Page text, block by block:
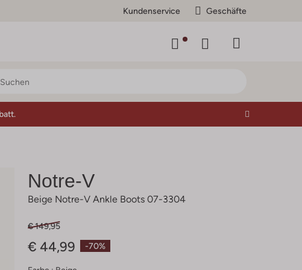
Kundenservice Geschäfte
Notre-V
Beige Notre-V Ankle Boots 07-3304
-70%
€ 149,95
€ 44,99